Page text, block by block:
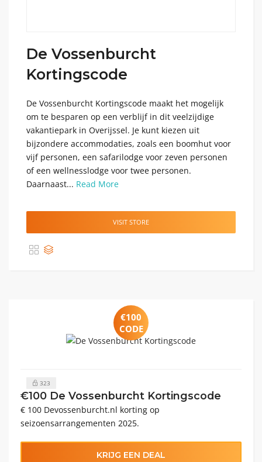
De Vossenburcht
Kortingscode
De Vossenburcht Kortingscode maakt het mogelijk
om te besparen op een verblijf in dit veelzijdige
vakantiepark in Overijssel. Je kunt kiezen uit
bijzondere accommodaties, zoals een boomhut voor
vijf personen, een safarilodge voor zeven personen
of een wellnesslodge voor twee personen.
Daarnaast... Read More
VISIT STORE
€100
CODE
323
€100 De Vossenburcht Kortingscode
€ 100 Devossenburcht.nl korting op
seizoensarrangementen 2025.
KRIJG EEN DEAL